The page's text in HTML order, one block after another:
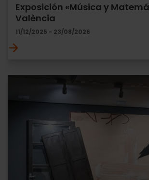
Exposición «Música y
València
11/12/2025 - 23/08/2026